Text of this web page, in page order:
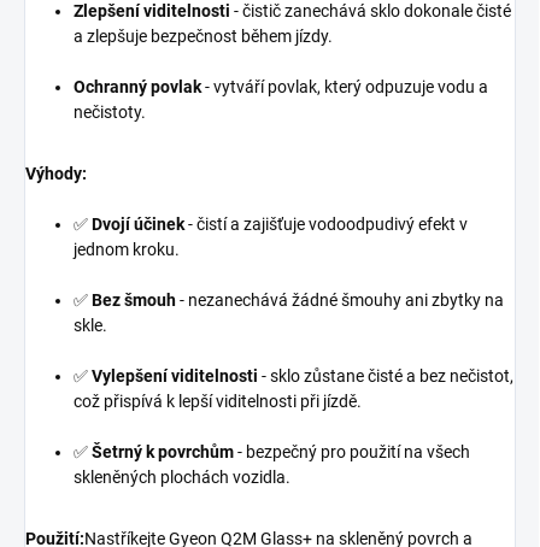
Zlepšení viditelnosti - čistič zanechává sklo dokonale čisté
a zlepšuje bezpečnost během jízdy.
Ochranný povlak- vytváří povlak, který odpuzuje vodu a
nečistoty.
Výhody:
✅Dvojí účinek- čistí a zajišťuje vodoodpudivý efekt v
jednom kroku.
✅Bez šmouh- nezanechává žádné šmouhy ani zbytky na
skle.
✅Vylepšení viditelnosti - sklo zůstane čisté a bez nečistot,
což přispívá k lepší viditelnosti při jízdě.
✅Šetrný k povrchům- bezpečný pro použití na všech
skleněných plochách vozidla.
Použití:Nastříkejte Gyeon Q2M Glass+ na skleněný povrch a